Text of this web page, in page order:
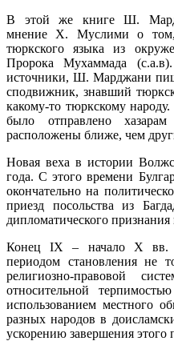
В этой же книге Ш.
мнение Х. Муслими о том,
тюркского языка из
Пророка Мухаммада
источники, Ш. Марджани
сподвижник, знавший
какому-то тюркскому
было отправлено
расположены ближе, чем
Новая веха в истории
года. С этого времени
окончательно на
приезд посольства из
дипломатического признания
Конец IX – начало X вв.
периодом становления не
религиозно-правовой
относительной
использованием местного
разных народов в
ускорению завершения этого